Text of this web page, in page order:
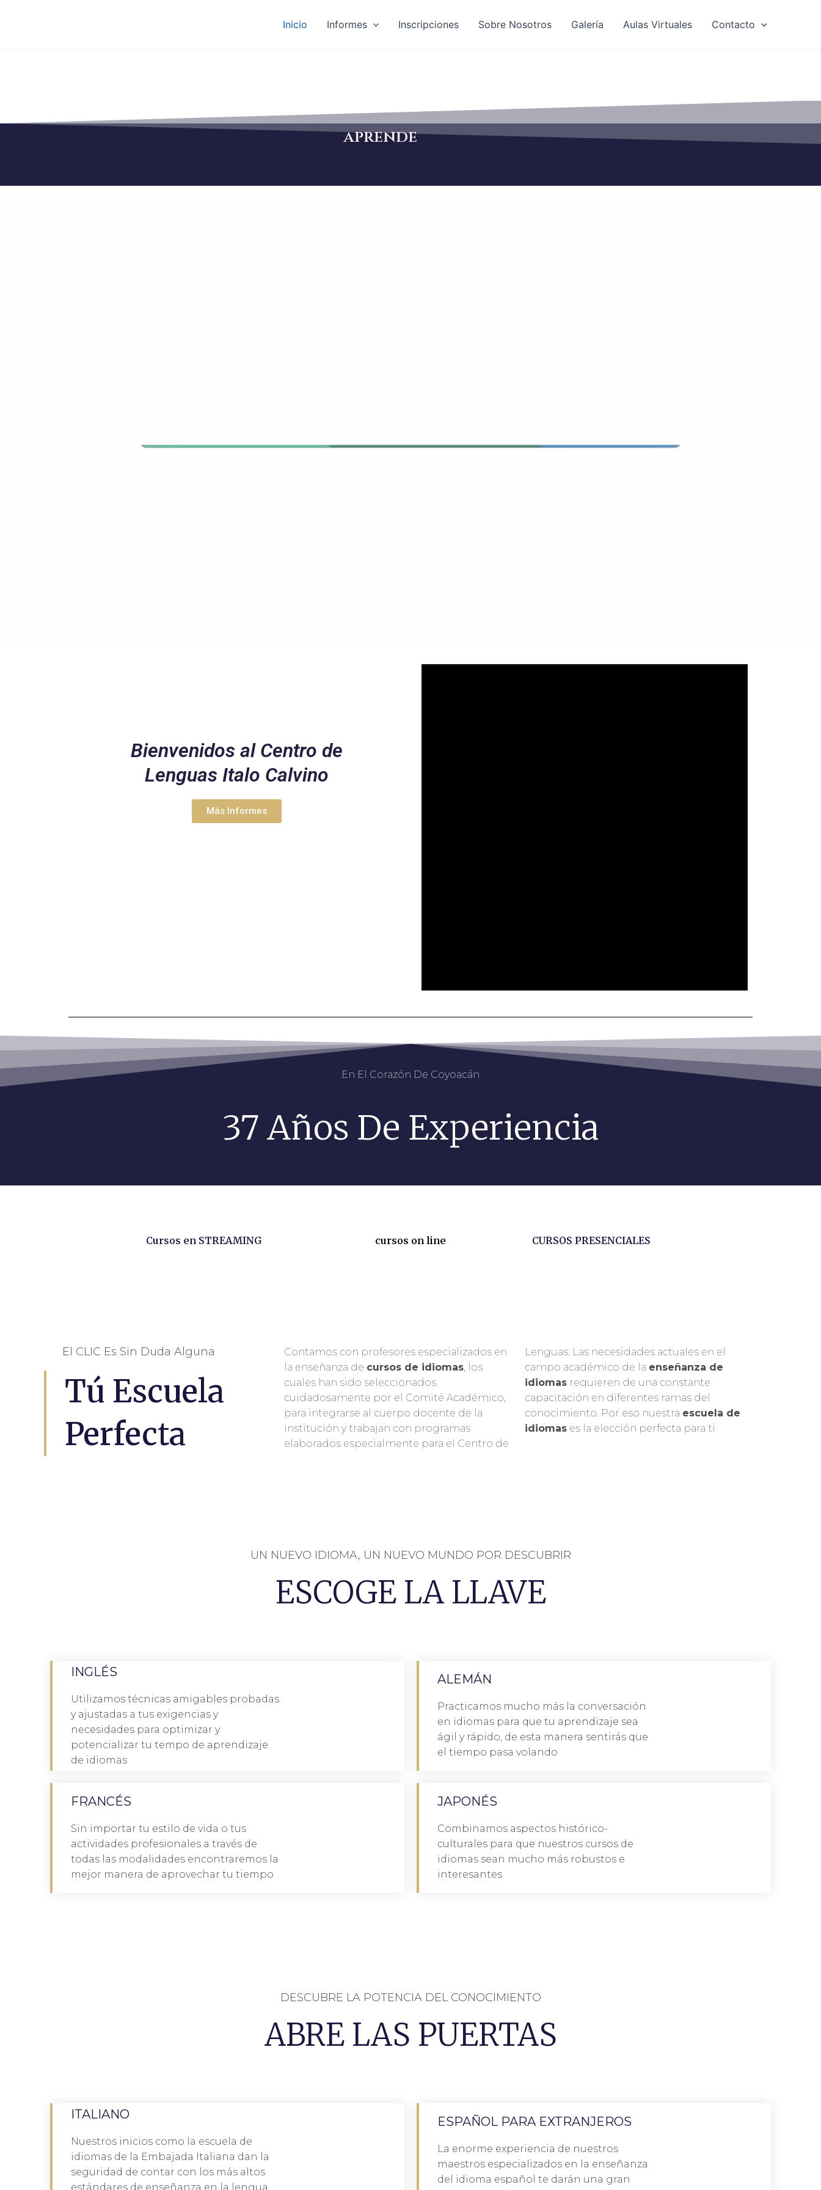
Inicio Informes Inscripciones Sobre Nosotros Galería Aulas Virtuales Contacto
aprende
Bienvenidos al Centro de
Lenguas Italo Calvino
Más Informes
En El Corazón De Coyoacán
37 Años De Experiencia
Cursos en STREAMING cursos on line CURSOS PRESENCIALES
El CLIC Es Sin Duda Alguna
Tú Escuela
Perfecta
Contamos con profesores especializados en
la enseñanza de cursos de idiomas , los
cuales han sido seleccionados
cuidadosamente por el Comité Académico,
para integrarse al cuerpo docente de la
institución y trabajan con programas
elaborados especialmente para el Centro de
Lenguas. Las necesidades actuales en el
campo académico de la enseñanza de
idiomas requieren de una constante
capacitación en diferentes ramas del
conocimiento. Por eso nuestra escuela de
idiomas es la elección perfecta para ti
UN NUEVO IDIOMA, UN NUEVO MUNDO POR DESCUBRIR
ESCOGE LA LLAVE
INGLÉS
Utilizamos técnicas amigables probadas
y ajustadas a tus exigencias y
necesidades para optimizar y
potencializar tu tempo de aprendizaje
de idiomasLA ÚNICA FRONTERA ES EL IDIOMA
«Si hablas a un hombre en un idioma que comprenda, eso llega a su cabeza. Si
hablas con él en su idioma, eso llega a su corazón», Nelson Mandela
FRANCÉS
Sin importar tu estilo de vida o tus
actividades profesionales a través de
todas las modalidades encontraremos la
mejor manera de aprovechar tu tiempoSUPÉRATE TODOS LOS DÍAS
«No se puede comprender un idioma hasta que se comprenden al menos dos»,
ALEMÁN
Practicamos mucho más la conversación
en idiomas para que tu aprendizaje sea
ágil y rápido, de esta manera sentirás que
el tiempo pasa volando
«Un idioma te pone en un pasillo durante toda la vida. Dos idiomas te abren
JAPONÉS
Combinamos aspectos histórico-
culturales para que nuestros cursos de
idiomas sean mucho más robustos e
interesantes
«Un idioma te pone en un pasillo durante toda la vida. Dos idiomas te abren
DESCUBRE LA POTENCIA DEL CONOCIMIENTO
ABRE LAS PUERTAS
ITALIANO
Nuestros inicios como la escuela de
idiomas de la Embajada Italiana dan la
seguridad de contar con los más altos
estándares de enseñanza en la lengua
"El éxito comienza con el conocimiento del idioma, ¡así que comienza a
hablar italiano hoy! - Martha Teutli
ESPAÑOL PARA EXTRANJEROS
La enorme experiencia de nuestros
maestros especializados en la enseñanza
del idioma español te darán una gran
«Un idioma es un reflejo exacto del carácter y el desarrollo de sus hablantes»,